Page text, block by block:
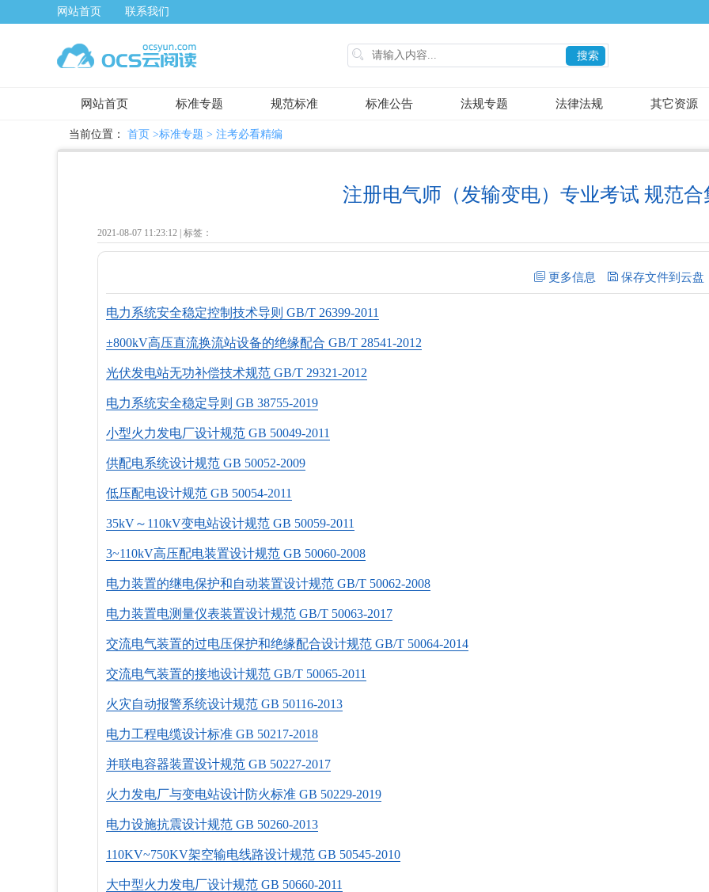
网站首页 联系我们
 搜索
网站首页 标准专题 规范标准 标准公告 法规专题 法律法规 其它资源
当前位置： 首页 >标准专题 > 注考必看精编
注册电气师（发输变电）专业考试 规范合
2021-08-07 11:23:12 | 标签：
电力系统安全稳定控制技术导则 GB/T 26399-2011
±800kV高压直流换流站设备的绝缘配合 GB/T 28541-2012
光伏发电站无功补偿技术规范 GB/T 29321-2012
电力系统安全稳定导则 GB 38755-2019
小型火力发电厂设计规范 GB 50049-2011
供配电系统设计规范 GB 50052-2009
低压配电设计规范 GB 50054-2011
35kV～110kV变电站设计规范 GB 50059-2011
3~110kV高压配电装置设计规范 GB 50060-2008
电力装置的继电保护和自动装置设计规范 GB/T 50062-2008
电力装置电测量仪表装置设计规范 GB/T 50063-2017
交流电气装置的过电压保护和绝缘配合设计规范 GB/T 50064-2014
交流电气装置的接地设计规范 GB/T 50065-2011
火灾自动报警系统设计规范 GB 50116-2013
电力工程电缆设计标准 GB 50217-2018
并联电容器装置设计规范 GB 50227-2017
火力发电厂与变电站设计防火标准 GB 50229-2019
电力设施抗震设计规范 GB 50260-2013
110KV~750KV架空输电线路设计规范 GB 50545-2010
大中型火力发电厂设计规范 GB 50660-2011